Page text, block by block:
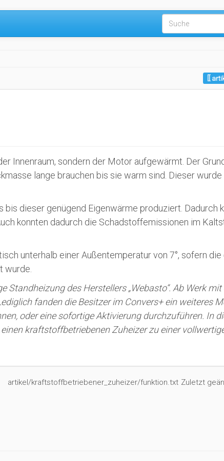
Innenraum, sondern der Motor aufgewärmt. Der
lange brauchen bis sie warm sind. Dieser
dieser genügend Eigenwärme produziert. Dadurch
konnten dadurch die Schadstoffemissionen im
unterhalb einer Außentemperatur von 7°, sofern die
wurde.
des Herstellers „Webasto“. Ab Werk
fanden die Besitzer im Convers+ ein weiteres
oder eine sofortige Aktivierung durchzuführen. In
kraftstoffbetriebenen Zuheizer zu einer
artikel/kraftstoffbetriebener_zuheizer/funktion.txt Zuletzt